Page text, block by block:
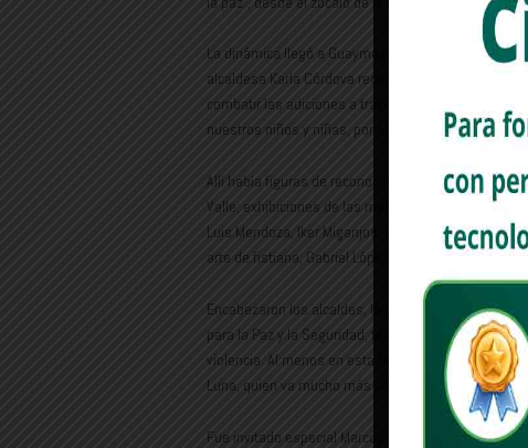
La dinámica llegó a Guaymas donde también se
alcaldesa Karla Córdova reconoció el esfuerzo de
combatir las adiciones a través del deporte. Se
nuestros niños y niñas, por ello la creación de este
Allí había figuras de reconocimiento mundial en el
Valle; exhibiciones de las mejores técnicas de la
Luis Mendoza, Iker Miganjos, Isaac Rosas, Irving
arte de fistiana, Gabriel López Arellano fue el
Encabezaron los alcaldes, la doctora Córdova y
para la Paz y la Seguridad, también, responsable
violencia. Al menos en esta región, confirma con
Luna, quien va mucho más allá de lo represivo, en
Fue invitado especial Marcos Geraldo, quien hizo